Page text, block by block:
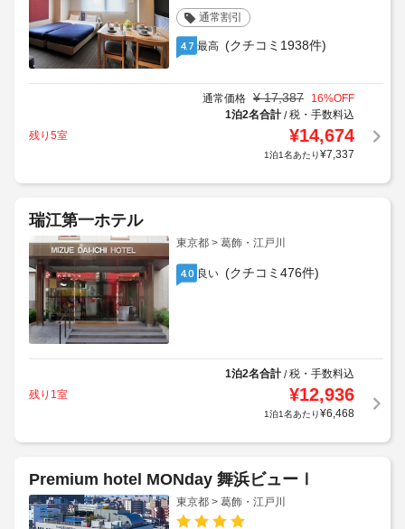
通常割引
4.7 最高 (クチコミ1938件)
通常価格 ¥ 17,387 16%OFF
1泊2名合計/税・手数料込
残り5室
¥14,674
1泊1名あたり¥7,337
瑞江第一ホテル
東京都 > 葛飾・江戸川
4.0 良い (クチコミ476件)
1泊2名合計/税・手数料込
残り1室
¥12,936
1泊1名あたり¥6,468
Premium hotel MONday 舞浜ビューⅠ
東京都 > 葛飾・江戸川